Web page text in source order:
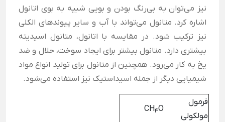
نیز می‌توان به بی‌رنگ بودن و بویی شبیه به بوی اتانول
اشاره کرد. متانول می‌تواند با آب و سایر پیوندهای الکلی
نیز ترکیب شود. در مقایسه با اتانول، متانول اسیدیته
بیشتری دارد. متانول بیشتر برای ایجاد سوخت، حلال و ضد
یخ به کار می‌رود. همچنین از متانول برای تولید انواع مواد
شیمیایی دیگر از جمله اسیداستیک نیز استفاده می‌شود.
فرمول
مولکولی
CH4O